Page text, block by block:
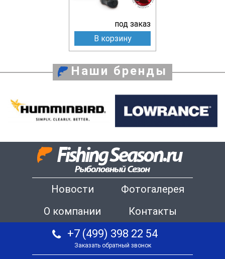
под заказ
В корзину
Наши бренды
Новости
Фотогалерея
О компании
Контакты
+7 (499) 398 22 54
Заказать обратный звонок